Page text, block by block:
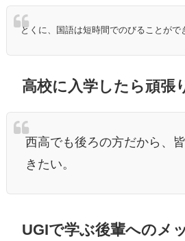
とくに、国語は短時間でのびることがで
高校に入学したら頑張
西高でも後ろの方だから、
きたい。
UGIで学ぶ後輩へのメ